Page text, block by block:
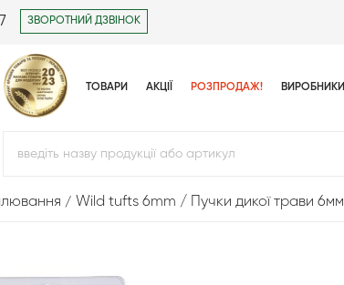
ЗВОРОТНИЙ ДЗВІНОК
ТОВАРИ АКЦІЇ РОЗПРОДАЖ! ВИРОБНИКИ
Wild tufts 6mm / Пучки дикої трави 6мм